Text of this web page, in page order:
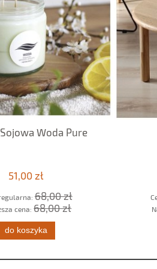
Stolik Japan
Cena regularna: 1 200,00
Najniższa cena: 1 200,00